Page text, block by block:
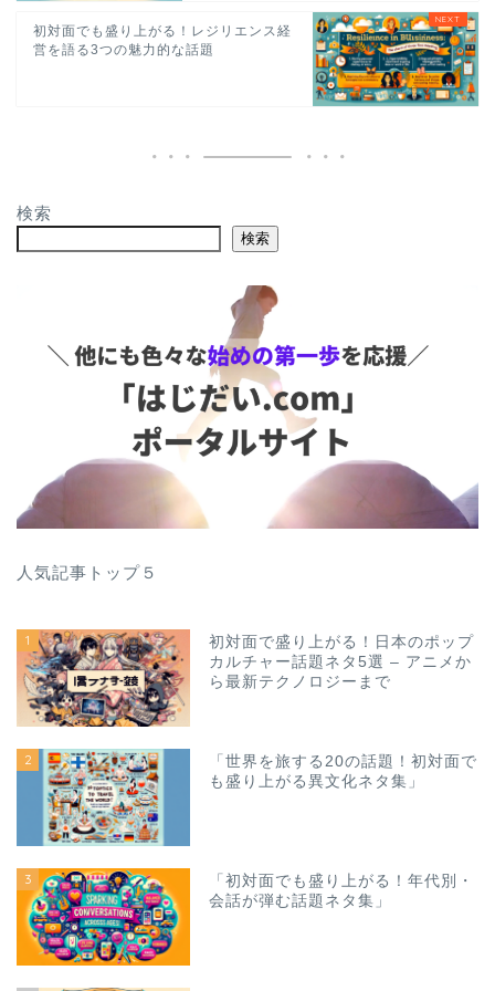
初対面でも盛り上がる！レジリエンス経
営を語る3つの魅力的な話題
検索
検索
人気記事トップ５
1
初対面で盛り上がる！日本のポップ
カルチャー話題ネタ5選 – アニメか
ら最新テクノロジーまで
2
「世界を旅する20の話題！初対面で
も盛り上がる異文化ネタ集」
3
「初対面でも盛り上がる！年代別・
会話が弾む話題ネタ集」